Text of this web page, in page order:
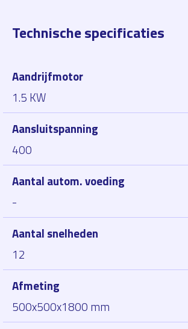
Technische specificaties
Aandrijfmotor
1.5 KW
Aansluitspanning
400
Aantal autom. voeding
-
Aantal snelheden
12
Afmeting
500x500x1800 mm